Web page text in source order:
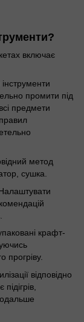
включає
промити під
предмети
метод
сушка.
крафт-
прогріву.
відповідно